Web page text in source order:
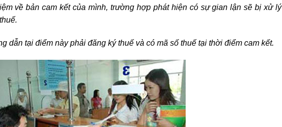
về bản cam kết của mình, trường hợp phát hiện có sự gian lận sẽ bị xử lý
dẫn tại điểm này phải đăng ký thuế và có mã số thuế tại thời điểm cam kết.